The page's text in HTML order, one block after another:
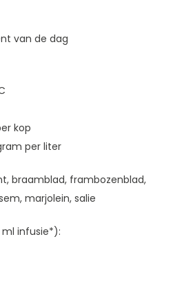
van de dag
kop
per liter
braamblad, frambozenblad,
marjolein, salie
ml infusie*):